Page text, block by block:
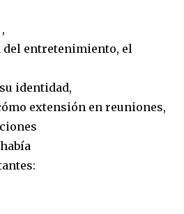
entretenimiento, el
identidad,
extensión en reuniones,